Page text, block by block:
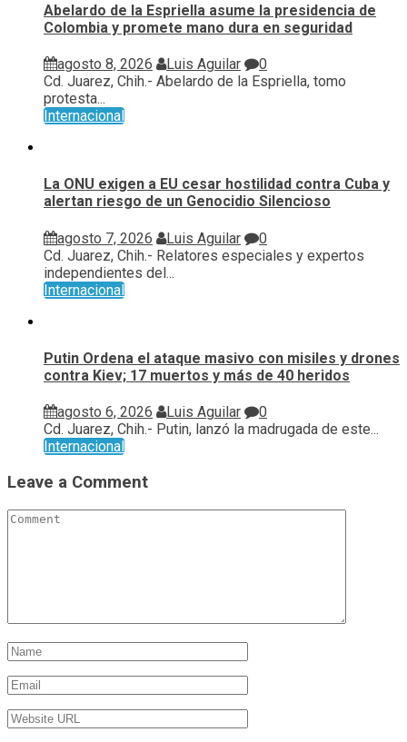
Abelardo de la Espriella asume la presidencia de
Colombia y promete mano dura en seguridad
agosto 8, 2026 Luis Aguilar
0
Cd. Juarez, Chih.- Abelardo de la Espriella, tomo
protesta...
Internacional
La ONU exigen a EU cesar hostilidad contra Cuba y
alertan riesgo de un Genocidio Silencioso
agosto 7, 2026 Luis Aguilar
0
Cd. Juarez, Chih.- Relatores especiales y expertos
independientes del...
Internacional
Putin Ordena el ataque masivo con misiles y drones
contra Kiev; 17 muertos y más de 40 heridos
agosto 6, 2026 Luis Aguilar
0
Cd. Juarez, Chih.- Putin, lanzó la madrugada de este...
Internacional
Leave a Comment